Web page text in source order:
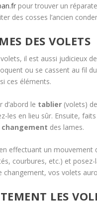
pour trouver un
des cosses l’ancien
DES VOLETS
il est aussi judicieux
ou se cassent au fil
ces éléments.
le tablier (volets)
les en lieu sûr. Ensuite,
changement des lames.
effectuant un mouvement
courbures, etc.) et
changement, vos volets
LES